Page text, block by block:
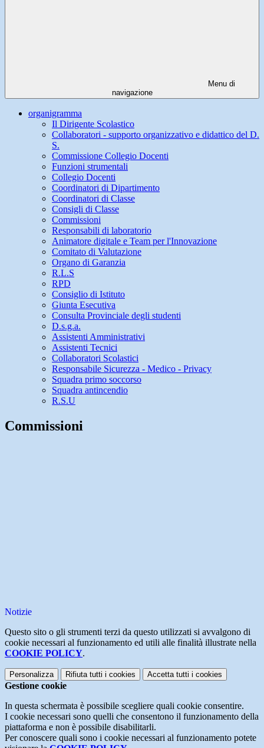
Menu di
navigazione
organigramma
Il Dirigente Scolastico
Collaboratori - supporto organizzativo e didattico del D.
S.
Commissione Collegio Docenti
Funzioni strumentali
Collegio Docenti
Coordinatori di Dipartimento
Coordinatori di Classe
Consigli di Classe
Commissioni
Responsabili di laboratorio
Animatore digitale e Team per l'Innovazione
Comitato di Valutazione
Organo di Garanzia
R.L.S
RPD
Consiglio di Istituto
Giunta Esecutiva
Consulta Provinciale degli studenti
D.s.g.a.
Assistenti Amministrativi
Assistenti Tecnici
Collaboratori Scolastici
Responsabile Sicurezza - Medico - Privacy
Squadra primo soccorso
Squadra antincendio
R.S.U
Commissioni
Notizie
Questo sito o gli strumenti terzi da questo utilizzati si avvalgono di
cookie necessari al funzionamento ed utili alle finalità illustrate nella
COOKIE POLICY.
Personalizza Rifiuta tutti i cookies Accetta tutti i cookies
Gestione cookie
In questa schermata è possibile scegliere quali cookie consentire.
I cookie necessari sono quelli che consentono il funzionamento della
piattaforma e non è possibile disabilitarli.
Per conoscere quali sono i cookie necessari al funzionamento potete